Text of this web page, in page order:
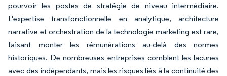
pourvoir les postes de stratégie de niveau intermédiaire.
L'expertise transfonctionnelle en analytique, architecture
narrative et orchestration de la technologie marketing est rare,
faisant monter les rémunérations au-delà des normes
historiques. De nombreuses entreprises comblent les lacunes
avec des indépendants, mais les risques liés à la continuité des